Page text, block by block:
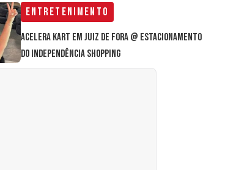
Entretenimento
Acelera Kart em Juiz de Fora @ estacionamento
do Independência Shopping